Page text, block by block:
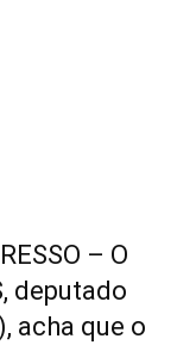
– O
deputado
acha que o